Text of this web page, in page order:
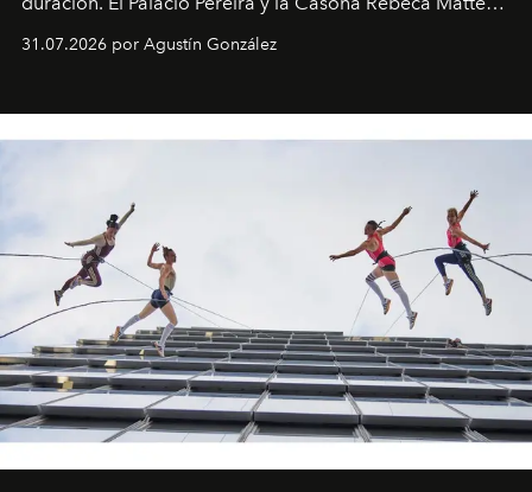
miniobras. Sus puestas en escena son limpias; ponen el
31.07.2026 por Agustín González